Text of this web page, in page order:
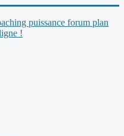
puissance forum plan
!